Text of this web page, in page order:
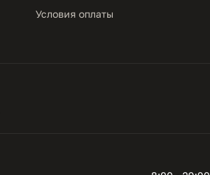
Условия оплаты